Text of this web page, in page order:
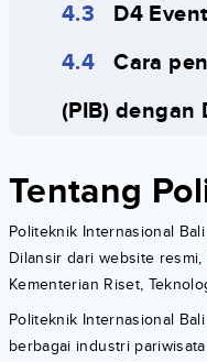
D4
Cara
(PIB) dengan
Tentang
Politeknik Internasional
Dilansir dari website resmi,
Kementerian Riset,
Politeknik Internasional
berbagai industri